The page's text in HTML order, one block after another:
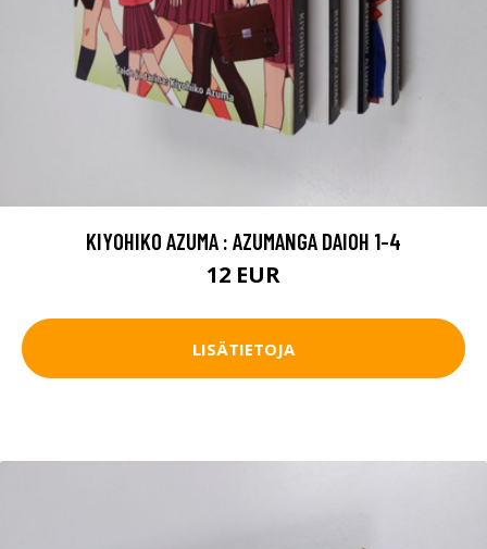
KIYOHIKO AZUMA : AZUMANGA DAIOH 1-4
12 EUR
LISÄTIETOJA